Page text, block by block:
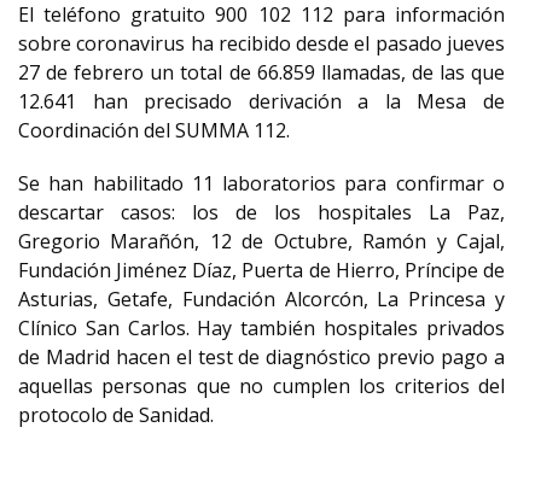
El teléfono gratuito 900 102 112 para información
sobre coronavirus ha recibido desde el pasado jueves
27 de febrero un total de 66.859 llamadas, de las que
12.641 han precisado derivación a la Mesa de
Coordinación del SUMMA 112.
Se han habilitado 11 laboratorios para confirmar o
descartar casos: los de los hospitales La Paz,
Gregorio Marañón, 12 de Octubre, Ramón y Cajal,
Fundación Jiménez Díaz, Puerta de Hierro, Príncipe de
Asturias, Getafe, Fundación Alcorcón, La Princesa y
Clínico San Carlos. Hay también hospitales privados
de Madrid hacen el test de diagnóstico previo pago a
aquellas personas que no cumplen los criterios del
protocolo de Sanidad.